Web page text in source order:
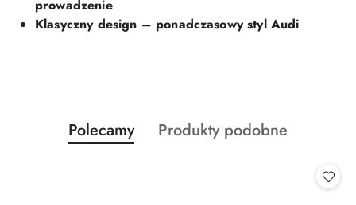
prowadzenie
Klasyczny design – ponadczasowy styl Audi
Pomiń karuzelę produktów
Produkty
o
Polecamy
Produkty
Produkty podobne